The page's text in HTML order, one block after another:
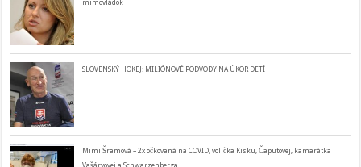
mimovládok
SLOVENSKÝ HOKEJ: MILIÓNOVÉ PODVODY NA ÚKOR DETÍ
Mimi Šramová – 2x očkovaná na COVID, volička Kisku, Čaputovej, kamarátka
Vašáryovej a Schwarzenberga